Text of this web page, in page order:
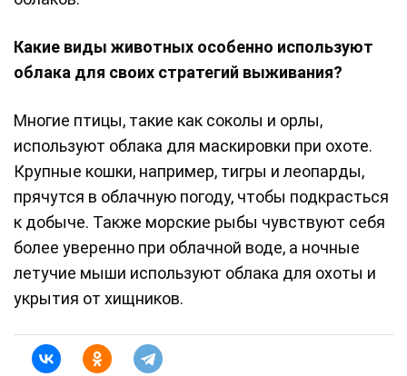
Какие виды животных особенно используют
облака для своих стратегий выживания?
Многие птицы, такие как соколы и орлы,
используют облака для маскировки при охоте.
Крупные кошки, например, тигры и леопарды,
прячутся в облачную погоду, чтобы подкрасться
к добыче. Также морские рыбы чувствуют себя
более уверенно при облачной воде, а ночные
летучие мыши используют облака для охоты и
укрытия от хищников.